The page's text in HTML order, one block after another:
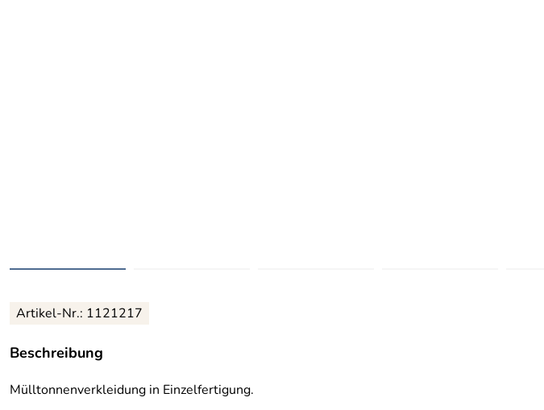
Artikel-Nr.: 1121217
Beschreibung
Mülltonnenverkleidung in Einzelfertigung.